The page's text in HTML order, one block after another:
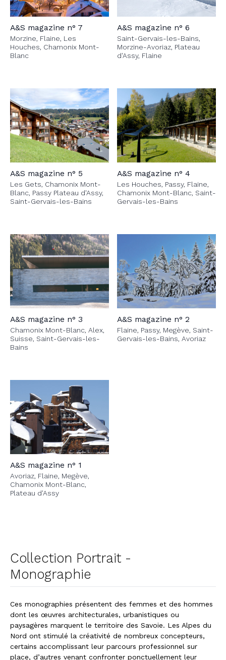
A&S magazine n° 7
Morzine, Flaine, Les
Houches, Chamonix Mont-
Blanc
A&S magazine n° 6
Saint-Gervais-les-Bains,
Morzine-Avoriaz, Plateau
d'Assy, Flaine
A&S magazine n° 5
Les Gets, Chamonix Mont-
Blanc, Passy Plateau d'Assy,
Saint-Gervais-les-Bains
A&S magazine n° 4
Les Houches, Passy, Flaine,
Chamonix Mont-Blanc, Saint-
Gervais-les-Bains
A&S magazine n° 3
Chamonix Mont-Blanc, Alex,
Suisse, Saint-Gervais-les-
Bains
A&S magazine n° 2
Flaine, Passy, Megève, Saint-
Gervais-les-Bains, Avoriaz
A&S magazine n° 1
Avoriaz, Flaine, Megève,
Chamonix Mont-Blanc,
Plateau d'Assy
Collection Portrait -
Monographie
Ces monographies présentent des femmes et des hommes
dont les œuvres architecturales, urbanistiques ou
paysagères marquent le territoire des Savoie. Les Alpes du
Nord ont stimulé la créativité de nombreux concepteurs,
certains accomplissant leur parcours professionnel sur
place, d’autres venant confronter ponctuellement leur